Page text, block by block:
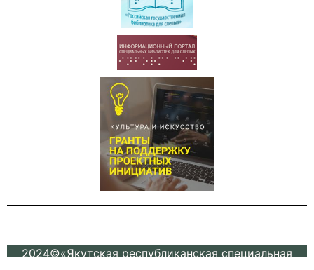
2024©«Якутская республиканская специальная